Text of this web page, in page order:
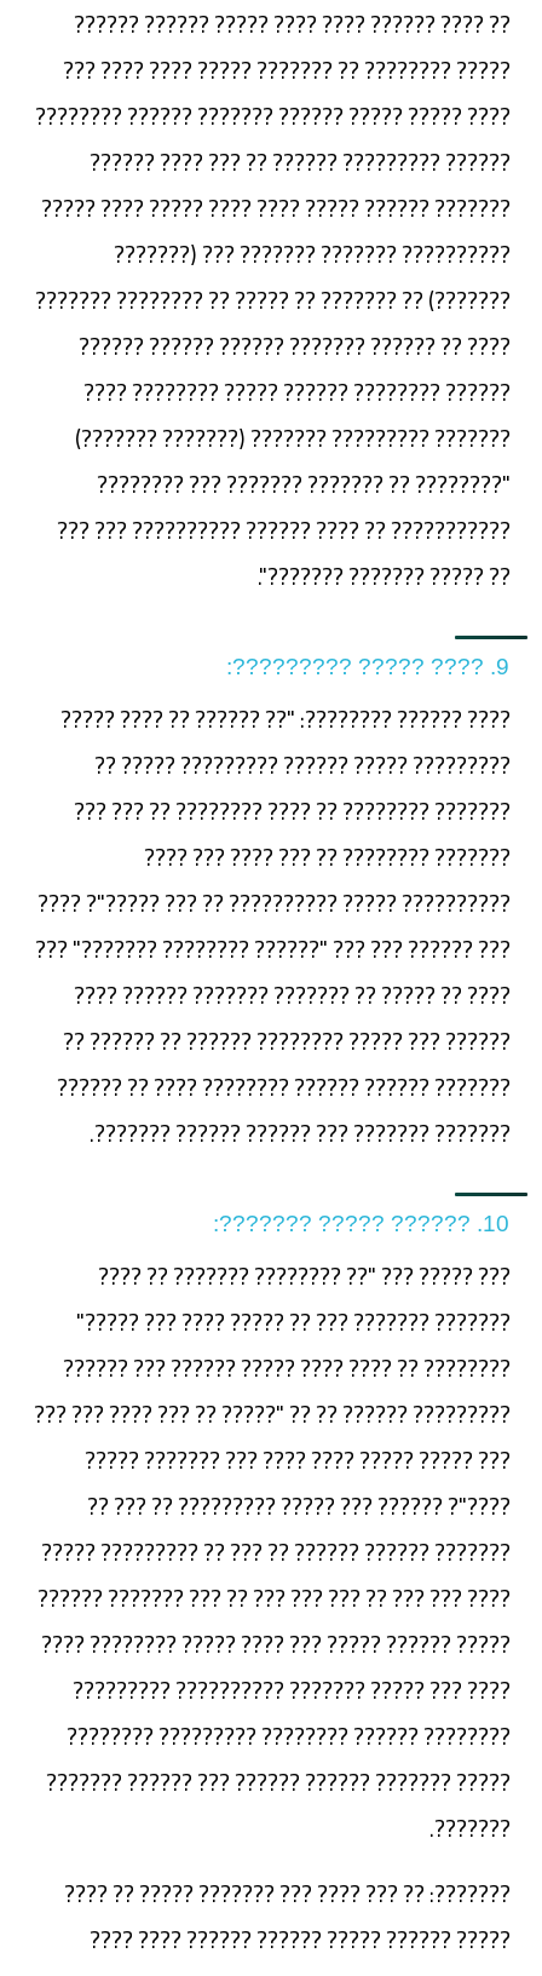
?? ???? ?????? ???? ???? ????? ?????? ??????
????? ???????? ?? ??????? ????? ???? ???? ???
???? ????? ????? ?????? ??????? ?????? ????????
?????? ????????? ?????? ?? ??? ???? ??????
??????? ?????? ????? ???? ???? ????? ???? ?????
?????????? ??????? ??????? ??? (???????
???????) ?? ??????? ?? ????? ?? ???????? ???????
???? ?? ?????? ??????? ?????? ?????? ??????
?????? ???????? ?????? ????? ???????? ????
??????? ????????? ??????? (??????? ???????)
"???????? ?? ??????? ??????? ??? ????????
??????????? ?? ???? ?????? ?????????? ??? ???
?? ????? ??????? ???????".
9. ???? ????? ?????????:
???? ?????? ????????: "?? ?????? ?? ???? ?????
????????? ????? ?????? ????????? ????? ??
??????? ???????? ?? ???? ???????? ?? ??? ???
??????? ???????? ?? ??? ???? ??? ????
?????????? ????? ?????????? ?? ??? ?????"? ????
??? ?????? ??? ??? "?????? ???????? ???????" ???
???? ?? ????? ?? ??????? ??????? ?????? ????
?????? ??? ????? ???????? ?????? ?? ?????? ??
??????? ?????? ?????? ???????? ???? ?? ??????
??????? ??????? ??? ?????? ?????? ???????.
10. ?????? ????? ???????:
??? ????? ??? "?? ???????? ??????? ?? ????
??????? ??????? ??? ?? ????? ???? ??? ?????"
???????? ?? ???? ???? ????? ?????? ??? ??????
????????? ?????? ?? ?? "????? ?? ??? ???? ??? ???
??? ????? ????? ???? ???? ??? ??????? ?????
????"? ?????? ??? ????? ????????? ?? ??? ??
??????? ?????? ?????? ?? ??? ?? ????????? ?????
???? ??? ??? ?? ??? ??? ??? ?? ??? ??????? ??????
????? ?????? ????? ??? ???? ????? ???????? ????
???? ??? ????? ??????? ?????????? ?????????
???????? ?????? ???????? ????????? ????????
????? ??????? ?????? ?????? ??? ?????? ???????
???????.
???????: ?? ??? ???? ??? ??????? ????? ?? ????
????? ?????? ????? ?????? ?????? ???? ????